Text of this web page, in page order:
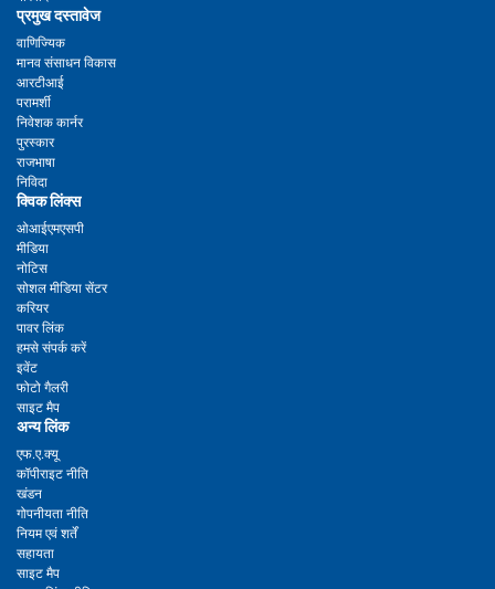
प्रमुख दस्तावेज
वाणिज्यिक
मानव संसाधन विकास
आरटीआई
परामर्शी
निवेशक कार्नर
पुरस्कार
राजभाषा
निविदा
क्विक लिंक्स
ओआईएमएसपी
मीडिया
नोटिस
सोशल मीडिया सेंटर
करियर
पावर लिंक
हमसे संपर्क करें
इवेंट
फोटो गैलरी
साइट मैप
अन्य लिंक
एफ.ए.क्यू
कॉपीराइट नीति
खंडन
गोपनीयता नीति
नियम एवं शर्तें
सहायता
साइट मैप